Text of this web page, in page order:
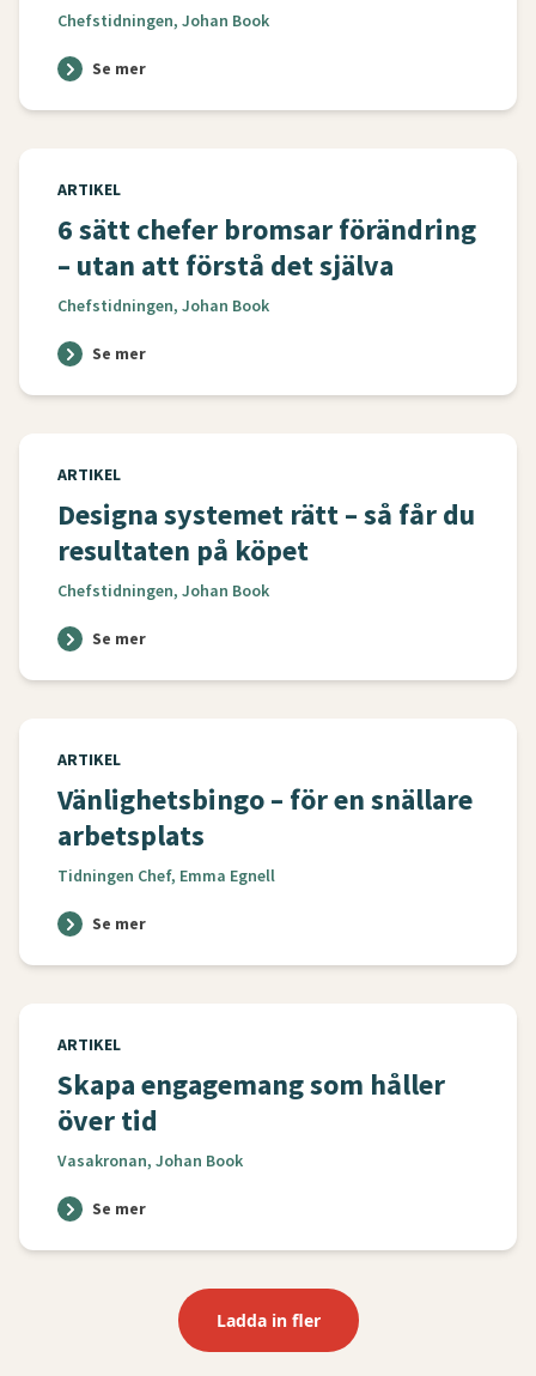
Chefstidningen, Johan Book
Se mer
ARTIKEL
6 sätt chefer bromsar förändring
– utan att förstå det själva
Chefstidningen, Johan Book
Se mer
ARTIKEL
Designa systemet rätt – så får du
resultaten på köpet
Chefstidningen, Johan Book
Se mer
ARTIKEL
Vänlighetsbingo – för en snällare
arbetsplats
Tidningen Chef, Emma Egnell
Se mer
ARTIKEL
Skapa engagemang som håller
över tid
Vasakronan, Johan Book
Se mer
Ladda in fler